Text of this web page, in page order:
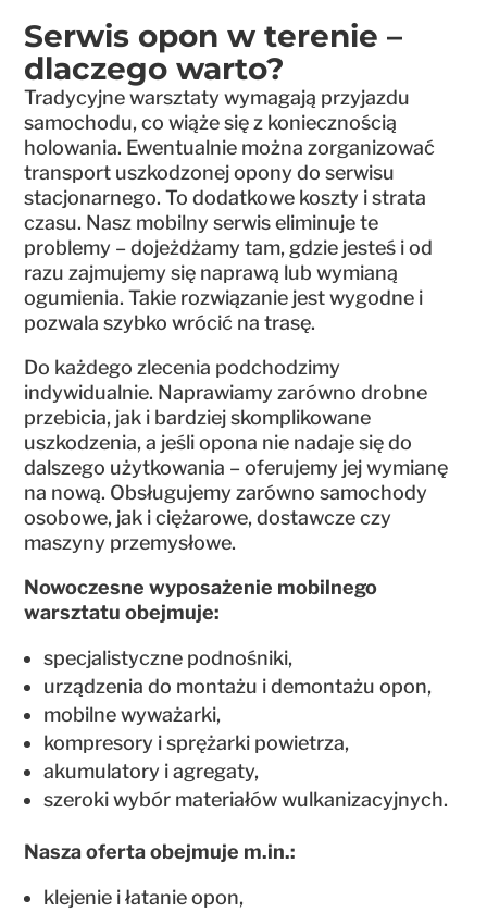
Serwis opon w terenie –
dlaczego warto?
Tradycyjne warsztaty wymagają przyjazdu
samochodu, co wiąże się z koniecznością
holowania. Ewentualnie można zorganizować
transport uszkodzonej opony do serwisu
stacjonarnego. To dodatkowe koszty i strata
czasu. Nasz mobilny serwis eliminuje te
problemy – dojeżdżamy tam, gdzie jesteś i od
razu zajmujemy się naprawą lub wymianą
ogumienia. Takie rozwiązanie jest wygodne i
pozwala szybko wrócić na trasę.
Do każdego zlecenia podchodzimy
indywidualnie. Naprawiamy zarówno drobne
przebicia, jak i bardziej skomplikowane
uszkodzenia, a jeśli opona nie nadaje się do
dalszego użytkowania – oferujemy jej wymianę
na nową. Obsługujemy zarówno samochody
osobowe, jak i ciężarowe, dostawcze czy
maszyny przemysłowe.
Nowoczesne wyposażenie mobilnego
warsztatu obejmuje:
specjalistyczne podnośniki,
urządzenia do montażu i demontażu opon,
mobilne wyważarki,
kompresory i sprężarki powietrza,
akumulatory i agregaty,
szeroki wybór materiałów wulkanizacyjnych.
Nasza oferta obejmuje m.in.:
klejenie i łatanie opon,